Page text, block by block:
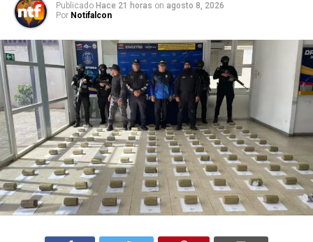
Publicado Hace 21 horas on agosto 8, 2026
Por Notifalcon